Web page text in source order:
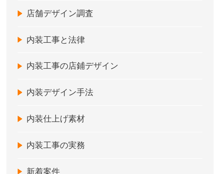
店舗デザイン調査
内装工事と法律
内装工事の店鋪デザイン
内装デザイン手法
内装仕上げ素材
内装工事の実務
新着案件